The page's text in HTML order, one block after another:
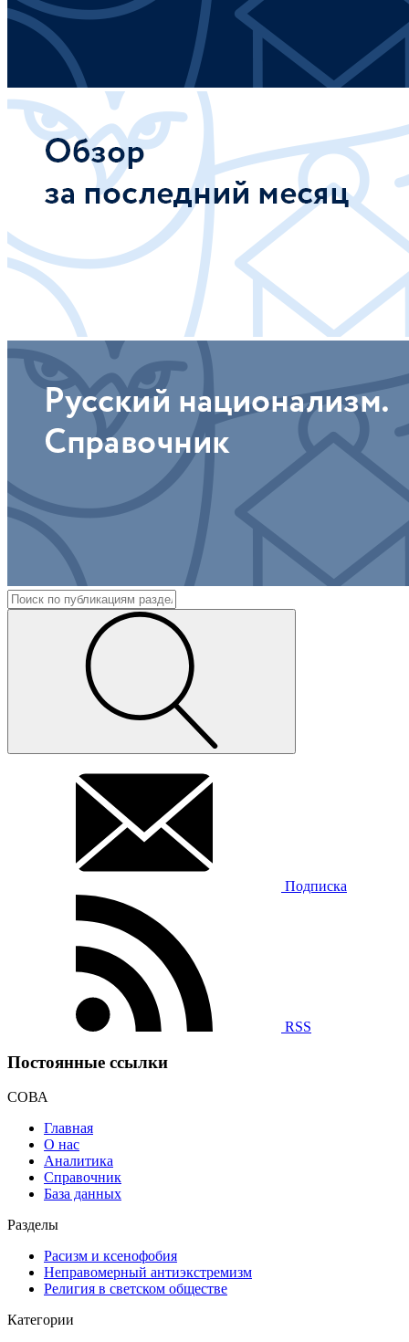
Подписка
RSS
Постоянные ссылки
СОВА
Главная
О нас
Аналитика
Справочник
База данных
Разделы
Расизм и ксенофобия
Неправомерный антиэкстремизм
Религия в светском обществе
Категории